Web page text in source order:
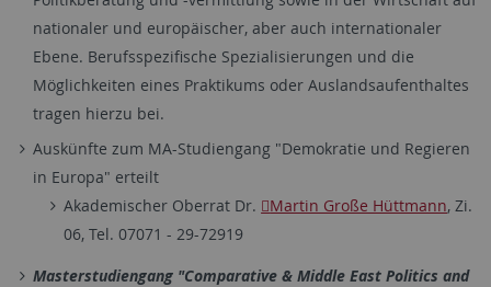
nationaler und europäischer, aber auch internationaler
Ebene. Berufsspezifische Spezialisierungen und die
Möglichkeiten eines Praktikums oder Auslandsaufenthaltes
tragen hierzu bei.
Auskünfte zum MA-Studiengang "Demokratie und Regieren
in Europa" erteilt
Akademischer Oberrat Dr.
Martin Große Hüttmann, Zi.
06, Tel. 07071 - 29-72919
Masterstudiengang "Comparative & Middle East Politics and